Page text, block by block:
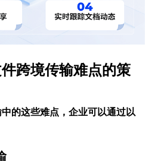
跨境传输难点的策
的这些难点，企业可以通过以